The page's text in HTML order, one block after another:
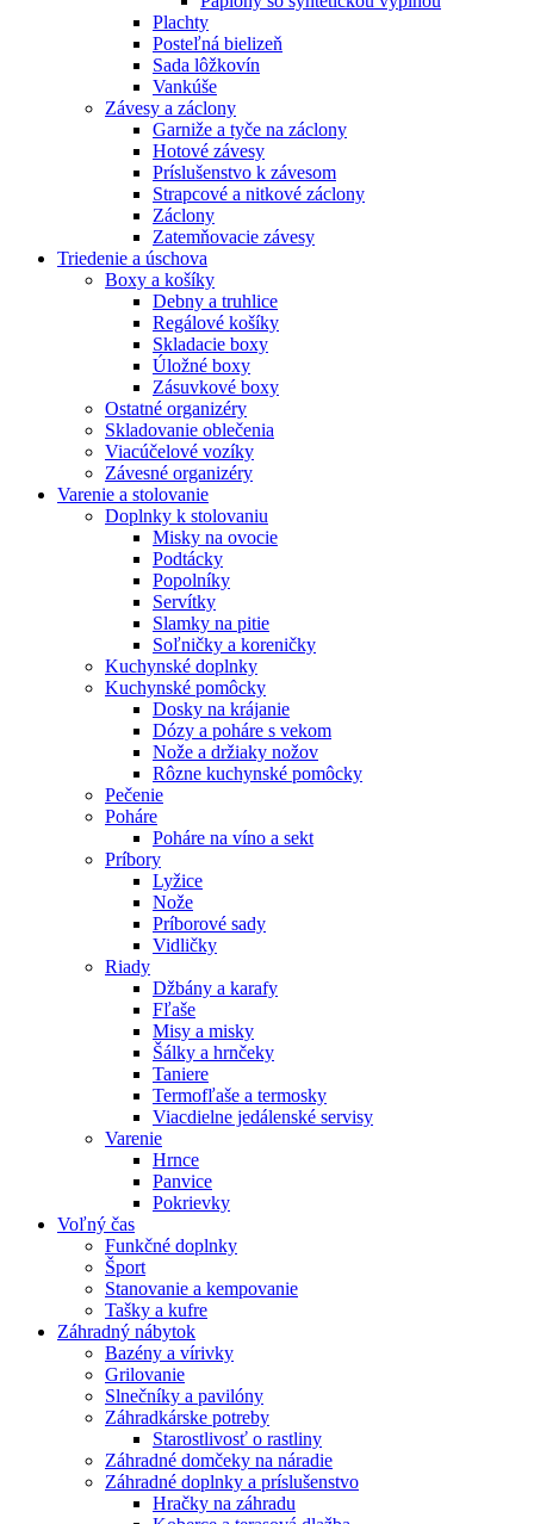
Plachty
Posteľná bielizeň
Sada lôžkovín
Vankúše
Závesy a záclony
Garniže a tyče na záclony
Hotové závesy
Príslušenstvo k závesom
Strapcové a nitkové záclony
Záclony
Zatemňovacie závesy
Triedenie a úschova
Boxy a košíky
Debny a truhlice
Regálové košíky
Skladacie boxy
Úložné boxy
Zásuvkové boxy
Ostatné organizéry
Skladovanie oblečenia
Viacúčelové vozíky
Závesné organizéry
Varenie a stolovanie
Doplnky k stolovaniu
Misky na ovocie
Podtácky
Popolníky
Servítky
Slamky na pitie
Soľničky a koreničky
Kuchynské doplnky
Kuchynské pomôcky
Dosky na krájanie
Dózy a poháre s vekom
Nože a držiaky nožov
Rôzne kuchynské pomôcky
Pečenie
Poháre
Poháre na víno a sekt
Príbory
Lyžice
Nože
Príborové sady
Vidličky
Riady
Džbány a karafy
Fľaše
Misy a misky
Šálky a hrnčeky
Taniere
Termofľaše a termosky
Viacdielne jedálenské servisy
Varenie
Hrnce
Panvice
Pokrievky
Voľný čas
Funkčné doplnky
Šport
Stanovanie a kempovanie
Tašky a kufre
Záhradný nábytok
Bazény a vírivky
Grilovanie
Slnečníky a pavilóny
Záhradkárske potreby
Starostlivosť o rastliny
Záhradné domčeky na náradie
Záhradné doplnky a príslušenstvo
Hračky na záhradu